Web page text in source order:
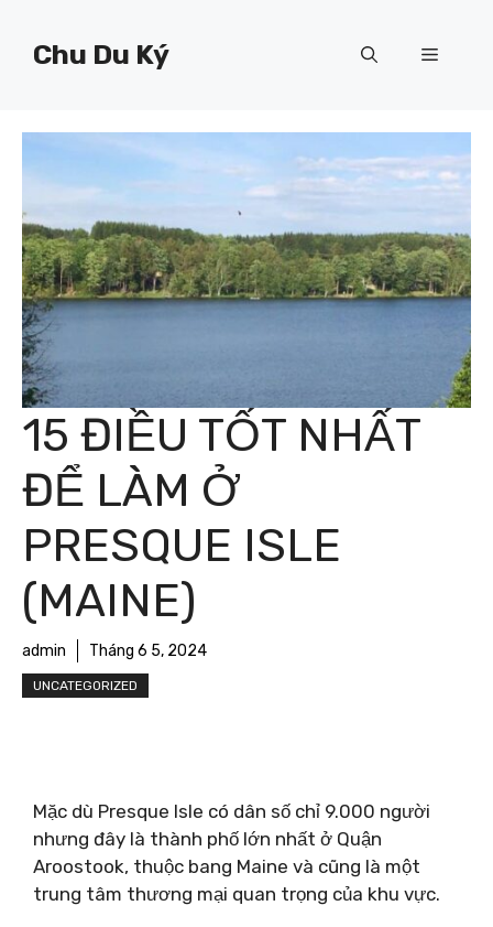
Chu Du Ký Menu
15 ĐIỀU TỐT NHẤT
ĐỂ LÀM Ở
PRESQUE ISLE
(MAINE)
admin Tháng 6 5, 2024
UNCATEGORIZED
Mặc dù Presque Isle có dân số chỉ 9.000 người
nhưng đây là thành phố lớn nhất ở Quận
Aroostook, thuộc bang Maine và cũng là một
trung tâm thương mại quan trọng của khu vực.